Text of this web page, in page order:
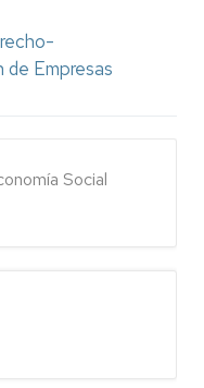
de Empresas
Social